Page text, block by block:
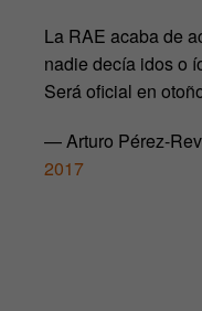
La RAE acaba de
nadie decía idos o
Será oficial en
— Arturo Pérez-
2017